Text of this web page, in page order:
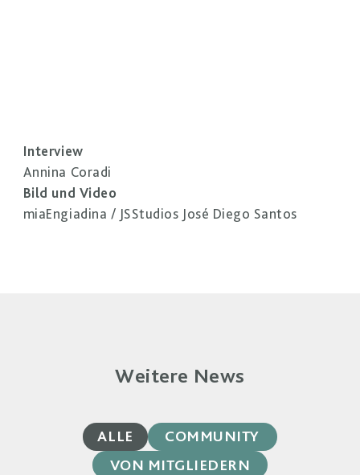
Interview
Annina Coradi
Bild und Video
miaEngiadina / JSStudios José Diego Santos
Weitere News
ALLE
COMMUNITY
VON MITGLIEDERN